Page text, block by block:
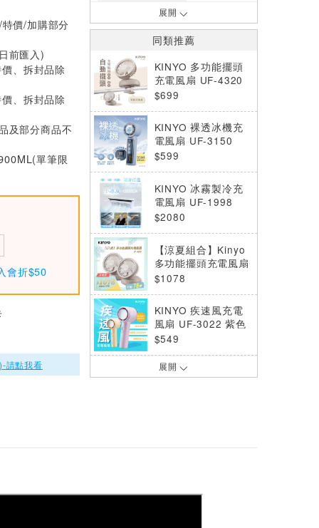
價/加購部分
前匯入)
、拆封品除
、拆封品除
及部分商品不
單筆限
會折$50
請點我看
台中英才店
嘉南地區
高雄中華店
高雄鳳山店
現貨充足
*庫存數量：網路訂購(0)、少量庫存
(1~2)、現貨充足(3以上)。
*門市庫存以店內實際數量為準，可使
用專人服務或撥打門市電話洽詢。
展開
同類推薦
KINYO 多功能擺頭
充電風扇 UF-4320
$699
KINYO 裸透冰機充
電風扇 UF-3150
$599
KINYO 冰霧製冷充
電風扇 UF-1998
$2080
【涼夏組合】Kinyo
多功能擺頭充電風扇
UF-4320 兩入組
$1078
KINYO 疾速風充電
風扇 UF-3022 紫色
$549
KINYO 夾/立式充電
風扇 UF-3020 奶茶
KINYO 多功能夾立
展開